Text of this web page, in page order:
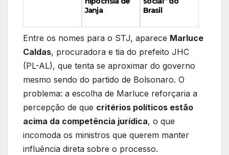
Janja
Brasil
Entre os nomes para o STJ, aparece Marluce
Caldas, procuradora e tia do prefeito JHC
(PL-AL), que tenta se aproximar do governo
mesmo sendo do partido de Bolsonaro. O
problema: a escolha de Marluce reforçaria a
percepção de que critérios políticos estão
acima da competência jurídica, o que
incomoda os ministros que querem manter
influência direta sobre o processo.